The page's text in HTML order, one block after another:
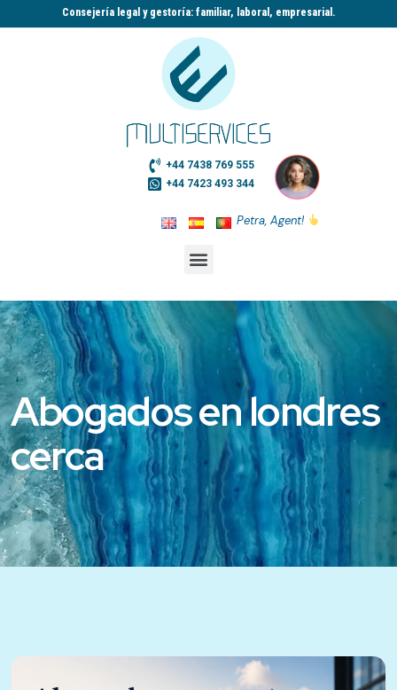
Consejería legal y gestoría: familiar, laboral, empresarial.​
+44 7438 769 555
+44 7423 493 344
Petra, Agent!
Abogados en londres
cerca